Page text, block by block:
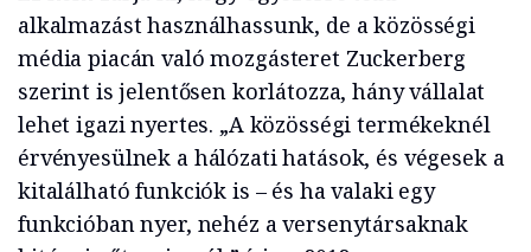
alkalmazást használhassunk, de a közösségi
média piacán való mozgásteret Zuckerberg
szerint is jelentősen korlátozza, hány vállalat
lehet igazi nyertes. „A közösségi termékeknél
érvényesülnek a hálózati hatások, és végesek a
kitalálható funkciók is – és ha valaki egy
funkcióban nyer, nehéz a versenytársaknak